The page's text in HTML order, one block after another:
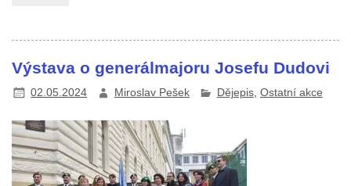
Výstava o generálmajoru Josefu Dudovi
02.05.2024 Miroslav Pešek Dějepis, Ostatní akce